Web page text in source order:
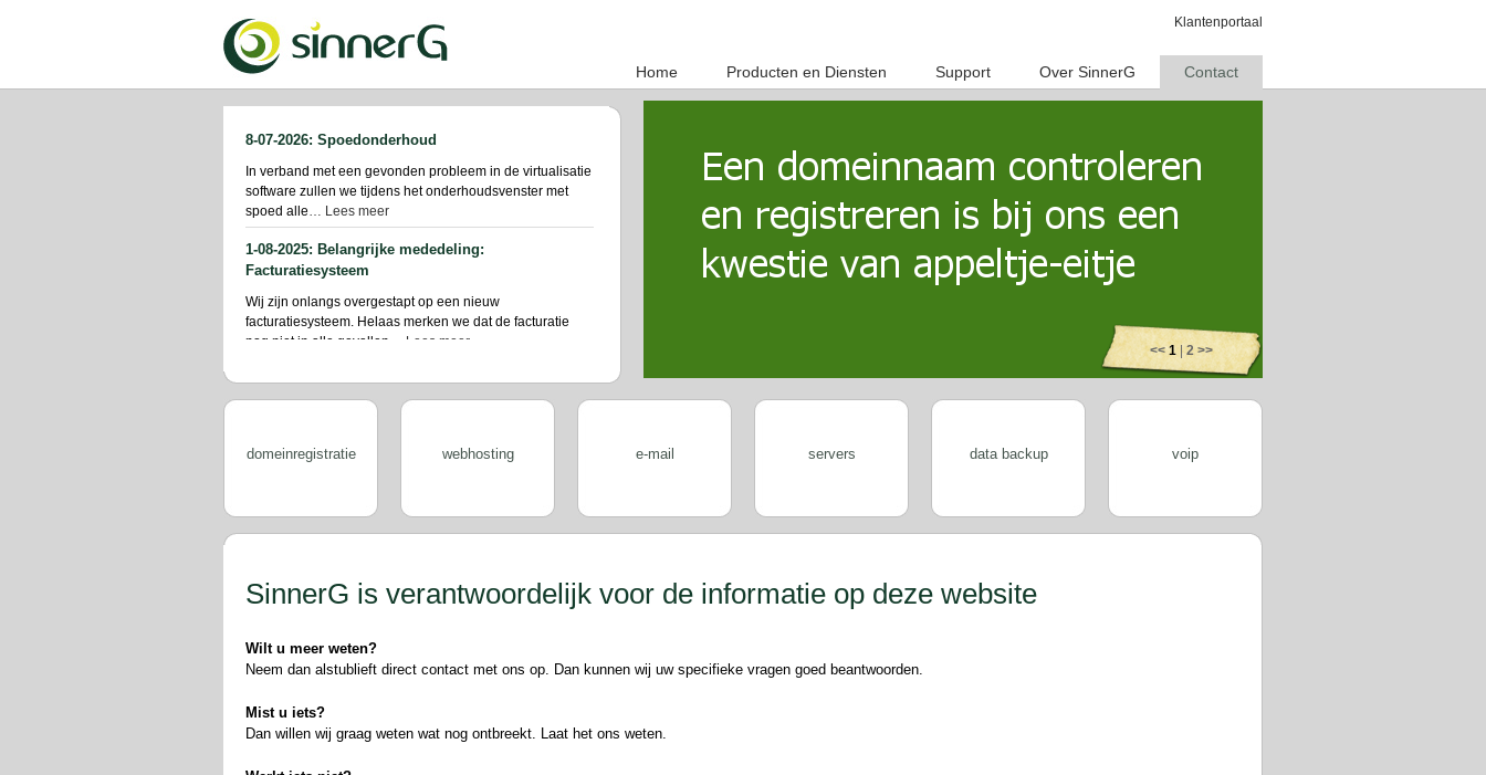
Klantenportaal
Home Producten en Diensten Support Over SinnerG Contact
8-07-2026: Spoedonderhoud
In verband met een gevonden probleem in de virtualisatie
software zullen we tijdens het onderhoudsvenster met
spoed alle… Lees meer
1-08-2025: Belangrijke mededeling:
Facturatiesysteem
Wij zijn onlangs overgestapt op een nieuw
facturatiesysteem. Helaas merken we dat de facturatie
nog niet in alle gevallen … Lees meer
1-07-2025: Nieuw klantenportaal!
Wanneer: • Per 1juli a.s. Hoe: • Inloggen op
(1e… Lees meer
Om onze dienstverlening te kunnen waarborgen zijn wij
<< 1 |2 >>
domeinregistratie webhosting e-mail servers data backup voip
SinnerG is verantwoordelijk voor de informatie op deze website
Wilt u meer weten?
Neem dan alstublieft direct contact met ons op. Dan kunnen wij uw specifieke vragen goed beantwoorden.
Mist u iets?
Dan willen wij graag weten wat nog ontbreekt. Laat het ons weten.